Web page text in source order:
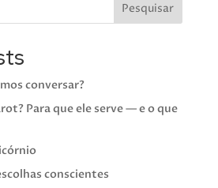
Pesquisar
conversar?
Para que ele serve — e o que
conscientes